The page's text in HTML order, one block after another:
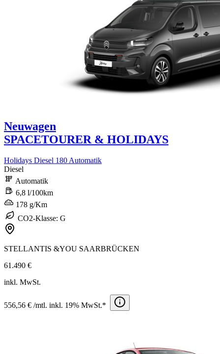
Neuwagen
SPACETOURER & HOLIDAYS
Holidays Diesel 180 Automatik
Diesel
Automatik
6,8 l/100km
178 g/Km
CO2-Klasse: G
STELLANTIS &YOU SAARBRÜCKEN
61.490 €
inkl. MwSt.
556,56 € /mtl. inkl. 19% MwSt.*